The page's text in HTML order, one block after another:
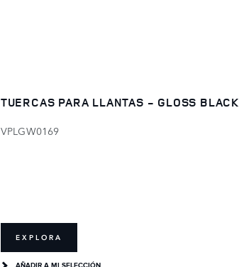
TUERCAS PARA LLANTAS - GLOSS BLACK
VPLGW0169
EXPLORA